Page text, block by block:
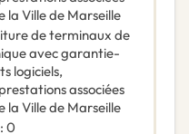
la Ville de Marseille
de terminaux de
avec garantie-
logiciels,
associées
la Ville de Marseille
: 0